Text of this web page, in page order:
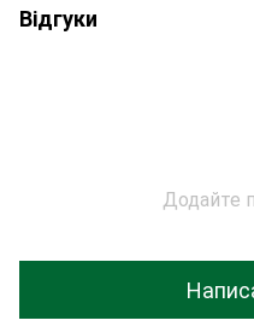
Відгуки
Додайте